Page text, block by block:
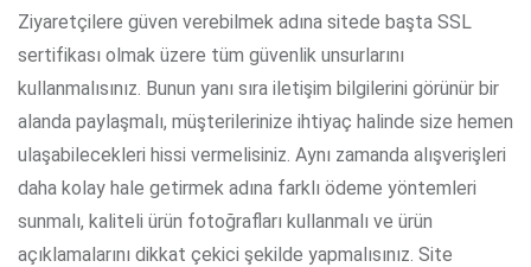
Ziyaretçilere güven verebilmek adına sitede başta SSL
sertifikası olmak üzere tüm güvenlik unsurlarını
kullanmalısınız. Bunun yanı sıra iletişim bilgilerini görünür bir
alanda paylaşmalı, müşterilerinize ihtiyaç halinde size hemen
ulaşabilecekleri hissi vermelisiniz. Aynı zamanda alışverişleri
daha kolay hale getirmek adına farklı ödeme yöntemleri
sunmalı, kaliteli ürün fotoğrafları kullanmalı ve ürün
açıklamalarını dikkat çekici şekilde yapmalısınız. Site